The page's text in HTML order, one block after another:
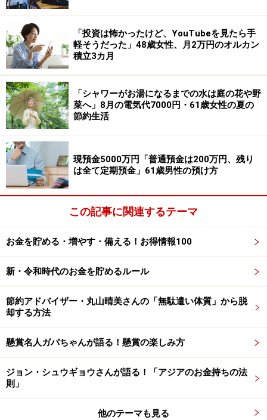
「質をおとす事なく年金生活に移行でき
た」
年金で支出については賄えているという投稿者。
年金以外に「夫婦ともに定期的な配当収入があり、年額
で私が30万円、夫が20万円」だそう。
さらには「夫は製造業の研究職。健康であり、やりがい
もあり休暇も十分取れるため、定年後も毎日働いてくれ
ている」とのこと。
年金生活においては「現役時代から贅沢な生活をしてい
なかった為、質をおとす事なく移行できた。外食は家族
い」と教えてくれました。
「投資は怖かったけど、YouTubeを見たら手
軽そうだった」48歳女性、月2万円のオルカン
積立3カ月
「シャワーがお湯になるまでの水は庭の花や野
菜へ」8月の電気代7000円・61歳女性の夏の
節約生活
現預金5000万円「普通預金は200万円、残り
は全て定期預金」61歳男性の預け方
この記事に関連するテーマ
お金を貯める・増やす・備える！お得情報100
新・令和時代のお金を貯めるルール
節約アドバイザー・丸山晴美さんの「無駄遣い体質」から脱
却する方法
懸賞名人ガバちゃんが語る！懸賞の楽しみ方
ジョン・シュウギョウさんが語る！「アジアのお金持ちの法
則」
他のテーマも見る